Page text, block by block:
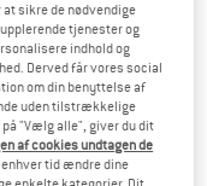
sikre de nødvendige
tjenester og
indhold og
Derved får vores social
om din benyttelse af
uden tilstrækkelige
"Vælg alle", giver du dit
af cookies undtagen de
enhver tid ændre dine